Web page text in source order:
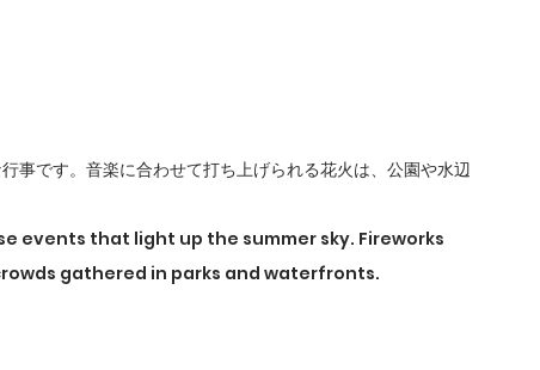
事です。音楽に合わせて打ち上げられる花火は、公園や水辺
events that light up the summer sky. Fireworks
gathered in parks and waterfronts.